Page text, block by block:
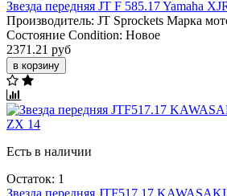
Звезда передняя JT F 585.17 Yamaha
Производитель: JT Sprockets Марка
Состояние Condition: Новое
2371.21 руб
в корзину
Есть в наличии
Остаток: 1
Звезда передняя JTF517.17